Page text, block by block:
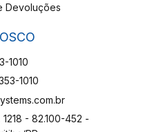
Devoluções
1010
1010
- 82.100-452 -